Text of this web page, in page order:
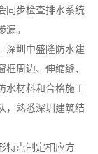
同步检查排水系统
。
深圳中盛隆防水建
周边、伸缩缝、
水材料和合格施工
，熟悉深圳建筑结
特点制定相应方